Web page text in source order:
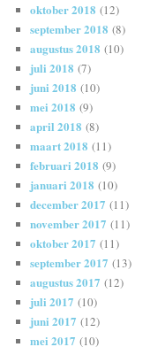
oktober 2018 (12)
september 2018 (8)
augustus 2018 (10)
juli 2018 (7)
juni 2018 (10)
mei 2018 (9)
april 2018 (8)
maart 2018 (11)
februari 2018 (9)
januari 2018 (10)
december 2017 (11)
november 2017 (11)
oktober 2017 (11)
september 2017 (13)
augustus 2017 (12)
juli 2017 (10)
juni 2017 (12)
mei 2017 (10)